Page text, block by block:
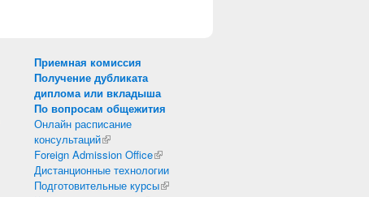
Приемная комиссия
Получение дубликата
диплома или вкладыша
По вопросам общежития
Онлайн расписание
консультаций(внешняя ссылка)
Foreign Admission Office(внешняя ссылка)
Дистанционные технологии
Подготовительные курсы(внешняя ссылка)